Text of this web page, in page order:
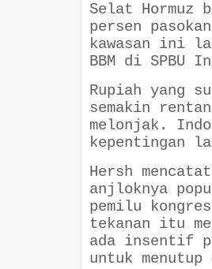
Selat Hormuz
persen
kawasan ini
BBM di SPBU
Rupiah yang
semakin
melonjak.
kepentingan
Hersh
anjloknya
pemilu
tekanan itu
ada insentif
untuk menutup